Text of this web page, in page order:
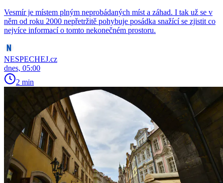
Vesmír je místem plným neprobádaných míst a záhad. I tak už se v
něm od roku 2000 nepřetržitě pohybuje posádka snažící se zjistit co
nejvíce informací o tomto nekonečném prostoru.
NESPECHEJ.cz
dnes, 05:00
2 min